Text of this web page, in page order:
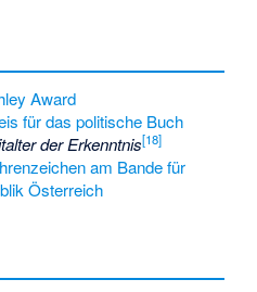
Award
für das politische Buch
der Erkenntnis[18]
am Bande für
Österreich